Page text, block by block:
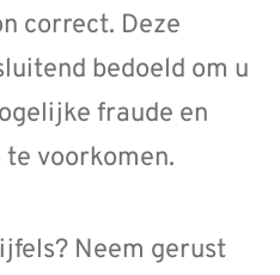
correct. Deze
bedoeld om u
fraude en
voorkomen.
Neem gerust